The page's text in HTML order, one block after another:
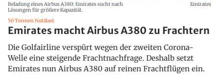
Beladung eines Airbus A380: Emirates sucht nach
Lösungen für größere Kapazität.
Emirates
50 Tonnen Nutzlast
Emirates macht Airbus A380 zu Frachtern
Die Golfairline verspürt wegen der zweiten Corona-
Welle eine steigende Frachtnachfrage. Deshalb setzt
Emirates nun Airbus A380 auf reinen Frachtflügen ein.